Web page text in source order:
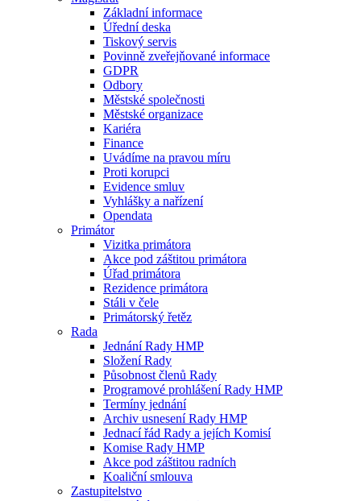
Základní informace
Úřední deska
Tiskový servis
Povinně zveřejňované informace
GDPR
Odbory
Městské společnosti
Městské organizace
Kariéra
Finance
Uvádíme na pravou míru
Proti korupci
Evidence smluv
Vyhlášky a nařízení
Opendata
Primátor
Vizitka primátora
Akce pod záštitou primátora
Úřad primátora
Rezidence primátora
Stáli v čele
Primátorský řetěz
Rada
Jednání Rady HMP
Složení Rady
Působnost členů Rady
Programové prohlášení Rady HMP
Termíny jednání
Archiv usnesení Rady HMP
Jednací řád Rady a jejích Komisí
Komise Rady HMP
Akce pod záštitou radních
Koaliční smlouva
Zastupitelstvo